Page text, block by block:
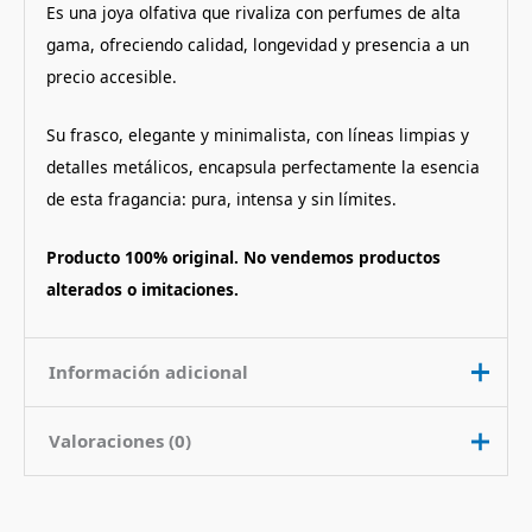
Es una joya olfativa que rivaliza con perfumes de alta
gama, ofreciendo calidad, longevidad y presencia a un
precio accesible.
Su frasco, elegante y minimalista, con líneas limpias y
detalles metálicos, encapsula perfectamente la esencia
de esta fragancia: pura, intensa y sin límites.
Producto 100% original. No vendemos productos
alterados o imitaciones.
Información adicional
Contenido
Valoraciones (0)